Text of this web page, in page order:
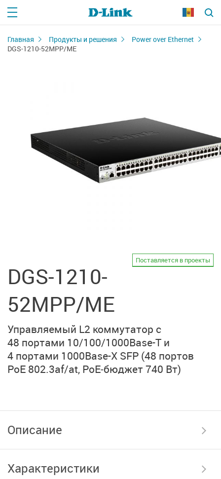
Главная Продукты и решения
Power over Ethernet
DGS-1210-52MPP/ME
DGS-1210-
52MPP/ME
Поставляется в проекты
Управляемый L2 коммутатор с
48 портами 10/100/1000Base-T и
4 портами 1000Base-X SFP (48 портов
PoE 802.3af/at, PoE‑бюджет 740 Вт)
Описание
Характеристики